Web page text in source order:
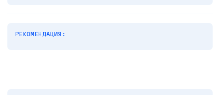
РЕКОМЕНДАЦИЯ: